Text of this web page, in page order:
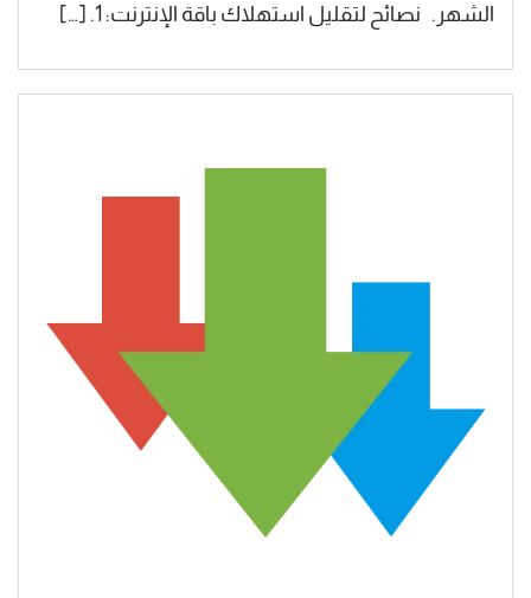
الشهر. نصائح لتقليل استهلاك باقة الإنترنت: 1. […]